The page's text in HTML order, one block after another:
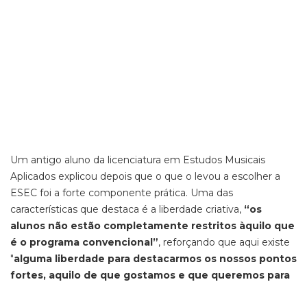
Um antigo aluno da licenciatura em Estudos Musicais
Aplicados explicou depois que o que o levou a escolher a
ESEC foi a forte componente prática. Uma das
características que destaca é a liberdade criativa, “os
alunos não estão completamente restritos àquilo que
é o programa convencional”, reforçando que aqui existe
"alguma liberdade para destacarmos os nossos pontos
fortes, aquilo de que gostamos e que queremos para